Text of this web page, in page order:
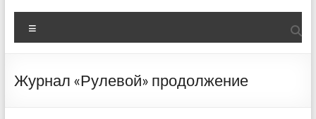
Журнал «Рулевой» продолжение